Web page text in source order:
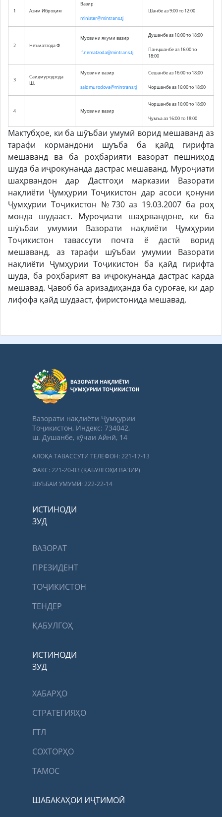
1 Азим Иброҳим
Вазир
minister@mintrans.tj
Шанбе аз 9:00 то 12:00
2 Неъматзода Ф
Муовини якуми вазир
f.nematzoda@mintrans.tj
Душанбе аз 16:00 то 18:00
Панҷшанбе аз 16:00 то
18:00
3
Саидмуродзода
Ш.
Муовини вазир
saidmurodova@mintrans.tj
Сешанбе аз 16:00 то 18:00
Чоршанбе аз 16:00 то 18:00
4 Муовини вазир
Чоршанбе аз 16:00 то 18:00
Ҷумъа аз 16:00 то 18:00
Мактубҳое, ки ба шӯъбаи умумӣ ворид мешаванд аз
тарафи кормандони шуъба ба қайд гирифта
мешаванд ва ба роҳбарияти вазорат пешниҳод
шуда ба иҷрокунанда дастрас мешаванд. Муроҷиати
шаҳрвандон дар Дастгоҳи марказии Вазорати
нақлиёти Ҷумҳурии Тоҷикистон дар асоси қонуни
Ҷумҳурии Тоҷикистон №730 аз 19.03.2007 ба роҳ
монда шудааст. Муроҷиати шаҳрвандоне, ки ба
шӯъбаи умумии Вазорати нақлиёти Ҷумҳурии
Тоҷикистон тавассути почта ё дастӣ ворид
мешаванд, аз тарафи шӯъбаи умумии Вазорати
нақлиёти Ҷумҳурии Тоҷикистон ба қайд гирифта
шуда, ба роҳбарият ва иҷрокунанда дастрас карда
мешавад. Ҷавоб ба аризадиҳанда ба суроғае, ки дар
лифофа қайд шудааст, фиристонида мешавад.
Вазорати нақлиёти Ҷумҳурии
Тоҷикистон, Индекс: 734042,
ш. Душанбе, кӯчаи Айнӣ, 14
АЛОҚА ТАВАССУТИ ТЕЛЕФОН: 221-17-13
ФАКС: 221-20-03 (ҚАБУЛГОҲИ ВАЗИР)
ШУЪБАИ УМУМӢ: 222-22-14
ИСТИНОДИ
ЗУД
ВАЗОРАТ
ПРЕЗИДЕНТ
ТОҶИКИСТОН
ТЕНДЕР
ҚАБУЛГОҲ
ИСТИНОДИ
ЗУД
ХАБАРҲО
СТРАТЕГИЯҲО
ГТЛ
СОХТОРҲО
ТАМОС
ШАБАКАҲОИ ИҶТИМОӢ